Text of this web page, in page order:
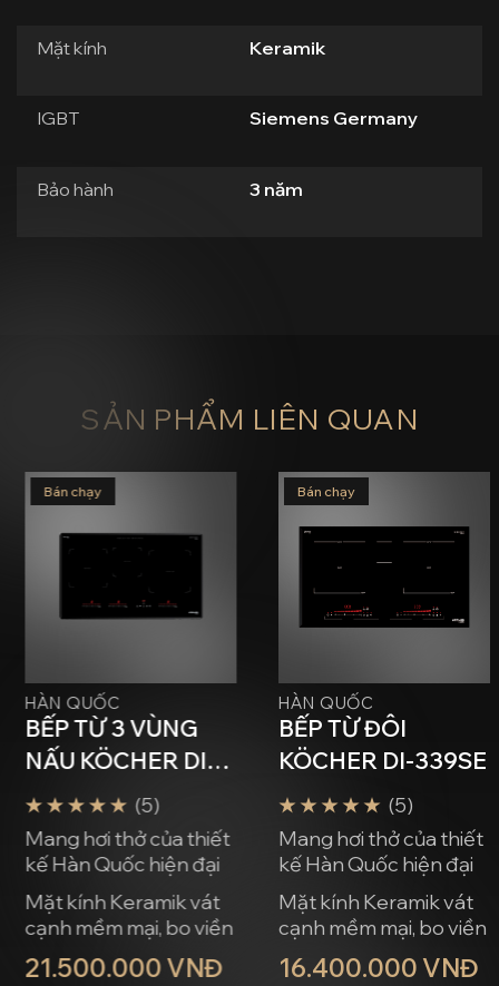
Mặt kính Keramik
IGBT Siemens Germany
Bảo hành 3 năm
SẢN PHẨM LIÊN QUAN
Bán chạy
HÀN QUỐC
BẾP TỪ 3 VÙNG
NẤU KÖCHER DI-
355
(5)
Mang hơi thở của thiết
kế Hàn Quốc hiện đại
Mặt kính Keramik vát
cạnh mềm mại, bo viền
Aluminum sang trọng
21.500.000 VNĐ
Bán chạy
HÀN QUỐC
BẾP TỪ ĐÔI
KÖCHER DI-339SE
(5)
Mang hơi thở của thiết
kế Hàn Quốc hiện đại
Mặt kính Keramik vát
cạnh mềm mại, bo viền
Aluminum sang trọng
16.400.000 VNĐ